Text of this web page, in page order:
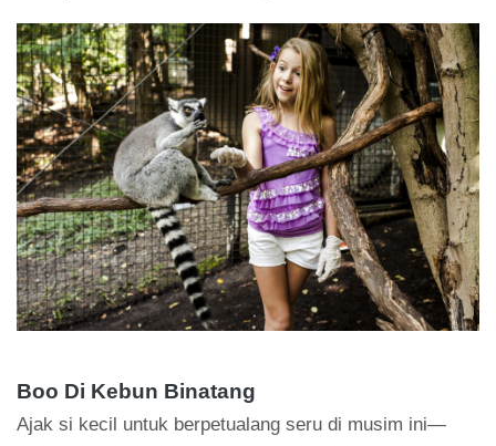
Boo Di Kebun Binatang
Ajak si kecil untuk berpetualang seru di musim ini—